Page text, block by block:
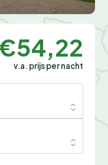
v.a. prijs per nacht